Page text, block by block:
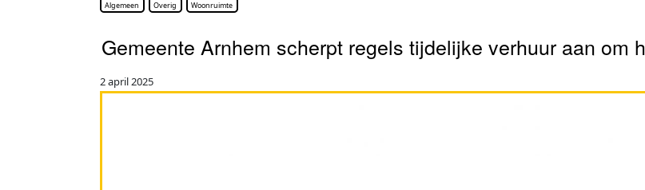
Algemeen Overig Woonruimte
Gemeente Arnhem scherpt regels tijdelijke verhuur aan om
2 april 2025